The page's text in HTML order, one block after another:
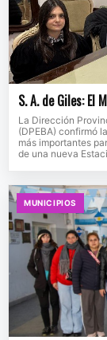
S. A. de Giles: El
La Dirección
(DPEBA) confirmó
más importantes
de una nueva
MUNICIPIOS